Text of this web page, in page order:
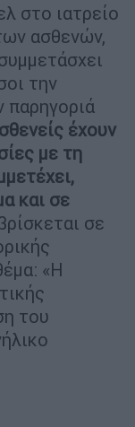
στο ιατρείο
ασθενών,
την
παρηγοριά
έχουν
με τη
και σε
σε
«Η
του